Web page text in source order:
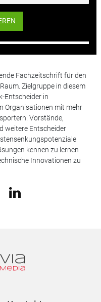
Fachzeitschrift für den
Zielgruppe in diesem
Entscheider in
Organisationen mit mehr
Vorstände,
weitere Entscheider
kennen zu lernen
Innovationen zu